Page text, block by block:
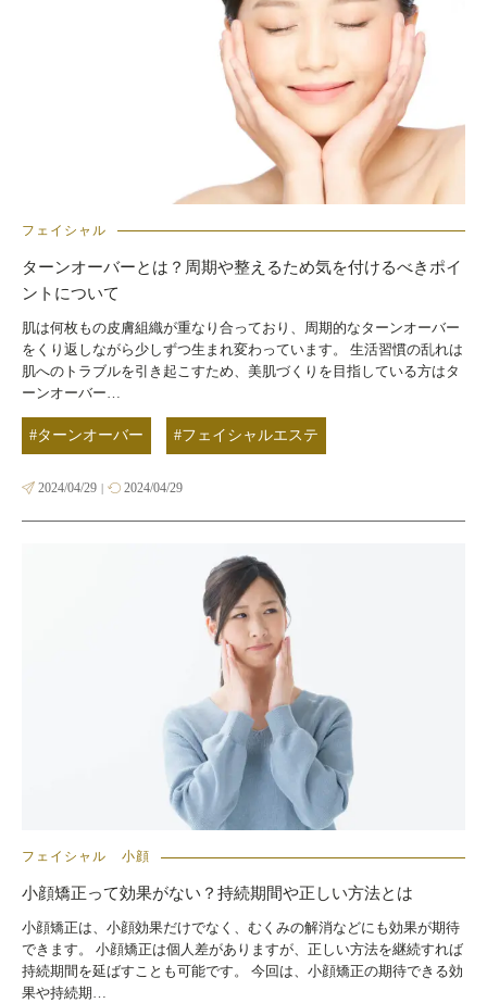
フェイシャル
ターンオーバーとは？周期や整えるため気を付けるべきポイ
ントについて
肌は何枚もの皮膚組織が重なり合っており、周期的なターンオーバー
をくり返しながら少しずつ生まれ変わっています。 生活習慣の乱れは
肌へのトラブルを引き起こすため、美肌づくりを目指している方はタ
ーンオーバー…
#ターンオーバー #フェイシャルエステ
2024/04/29 | 2024/04/29
フェイシャル 小顔
小顔矯正って効果がない？持続期間や正しい方法とは
小顔矯正は、小顔効果だけでなく、むくみの解消などにも効果が期待
できます。 小顔矯正は個人差がありますが、正しい方法を継続すれば
持続期間を延ばすことも可能です。 今回は、小顔矯正の期待できる効
果や持続期…